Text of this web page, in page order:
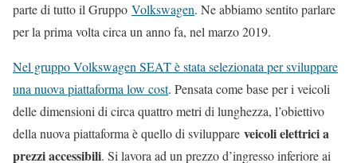
parte di tutto il Gruppo Volkswagen. Ne abbiamo sentito parlare
per la prima volta circa un anno fa, nel marzo 2019.
Nel gruppo Volkswagen SEAT è stata selezionata per sviluppare
una nuova piattaforma low cost. Pensata come base per i veicoli
delle dimensioni di circa quattro metri di lunghezza, l’obiettivo
della nuova piattaforma è quello di sviluppare veicoli elettrici a
prezzi accessibili. Si lavora ad un prezzo d’ingresso inferiore ai